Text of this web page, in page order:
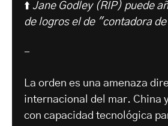
⬆️ Jane Godley (RIP) puede
de logros el de "contadora
-
La orden es una amenaza
internacional del mar. China
con capacidad tecnológica